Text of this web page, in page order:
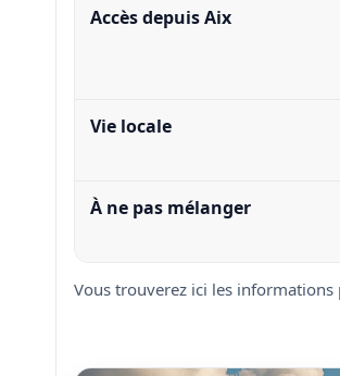
Accès depuis Aix
Vie locale
À ne pas mélanger
Vous trouverez ici les informations